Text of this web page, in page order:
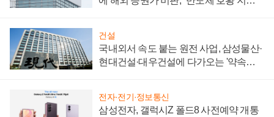
건설
국내외서 속도 붙는 원전 사업, 삼성물산·
현대건설·대우건설에 다가오는 '약속의
전자·전기·정보통신
삼성전자, 갤럭시Z 폴드8 사전예약 개통